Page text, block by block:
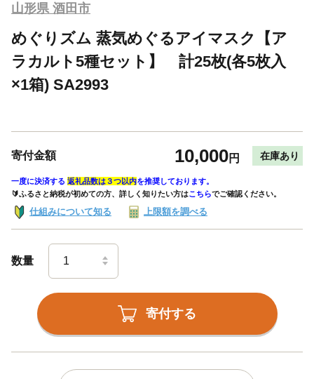
山形県 酒田市
めぐりズム 蒸気めぐるアイマスク【ア
ラカルト5種セット】 計25枚(各5枚入
×1箱) SA2993
寄付金額 10,000円 在庫あり
一度に決済する 返礼品数は３つ以内を推奨しております。
🔰ふるさと納税が初めての方、詳しく知りたい方はこちらでご確認ください。
仕組みについて知る 上限額を調べる
数量
寄付する